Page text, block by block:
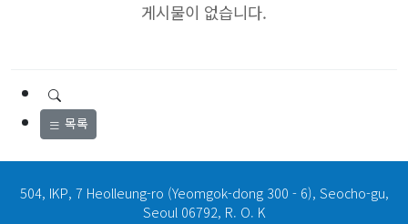
게시물이 없습니다.
목록
504, IKP, 7 Heolleung-ro (Yeomgok-dong 300 - 6), Seocho-gu,
Seoul 06792, R. O. K